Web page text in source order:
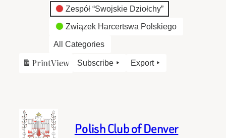
Zespół “Swojskie Dziołchy”
Związek Harcertswa Polskiego
All Categories
PrintView Subscribe Export
Polish Club of Denver